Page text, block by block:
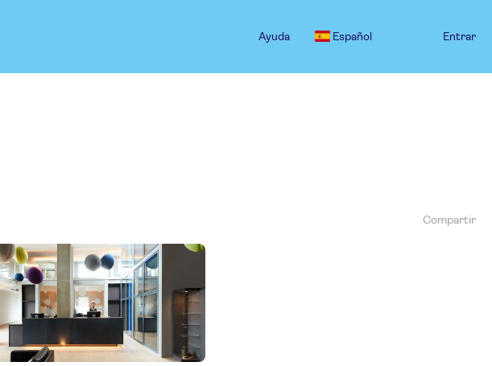
Ayuda Español Entrar
Compartir